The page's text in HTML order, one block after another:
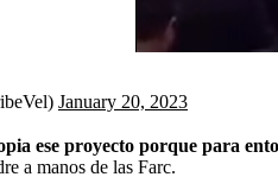
January 20, 2023
ese proyecto porque para
a manos de las Farc.